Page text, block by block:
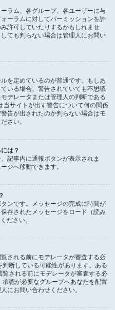
ラム、各グループ、各ユーザーに与
ーラムに対してパーミッションを許
許可していたりするかもしれませ
ても判らない場合は管理人にお問い
を定めているのが普通です。もしあ
いる場合、警告されていても不思議
デレータまたは管理人の判断である
当サイトが出す警告について何の関係
告が出されたのか判らない場合はモ
さい。
は？
記事内に通報ボタンが表示されま
ジへ移動できます。
ンです。メッセージの完成に時間が
存されたメッセージをロード（読み
ださい。
される前にモデレータが審査する必
断している可能性があります。ある
される前にモデレータが審査する必
認が必要なグループへあなたを配置
にお問い合わせください。